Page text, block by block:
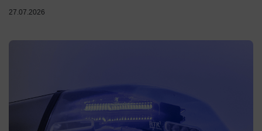
27.07.2026